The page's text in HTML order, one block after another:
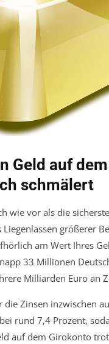
Geld auf
schmälert
wie vor als die
größerer
am Wert Ihres
33 Millionen
Milliarden Euro an
Zinsen inzwischen
rund 7,4 Prozent,
auf dem Girokonto